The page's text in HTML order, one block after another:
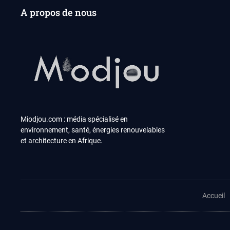
A propos de nous
Miodjou.com : média spécialisé en
environnement, santé, énergies renouvelables
et architecture en Afrique.
Accueil